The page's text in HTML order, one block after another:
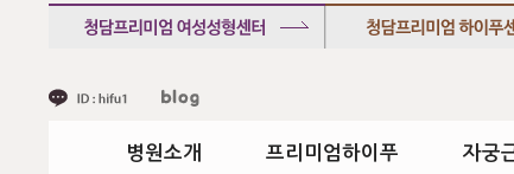
병원소개 프리미엄하이푸 자궁